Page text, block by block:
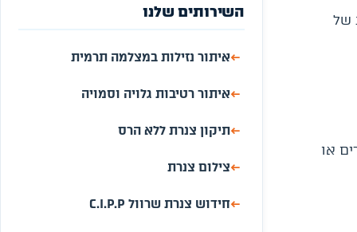
של
או
השירותים שלנו
←איתור נזילות במצלמה תרמית
←איתור רטיבות גלויה וסמויה
←תיקון צנרת ללא הרס
←צילום צנרת
←חידוש צנרת שרוול C.I.P.P